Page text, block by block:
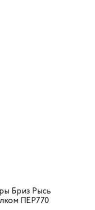
Бриз Рысь
ПЕР770